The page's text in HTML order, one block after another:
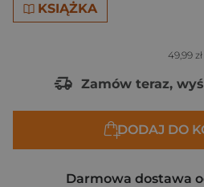
KSIĄŻKA
49,99 zł
Zamów teraz,
DODAJ DO
Darmowa dostawa